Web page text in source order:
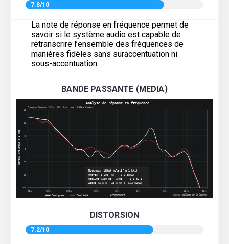
7.8/10
La note de réponse en fréquence permet de
savoir si le système audio est capable de
retranscrire l’ensemble des fréquences de
manières fidèles sans suraccentuation ni
sous-accentuation
BANDE PASSANTE (MEDIA)
DISTORSION
7.2/10